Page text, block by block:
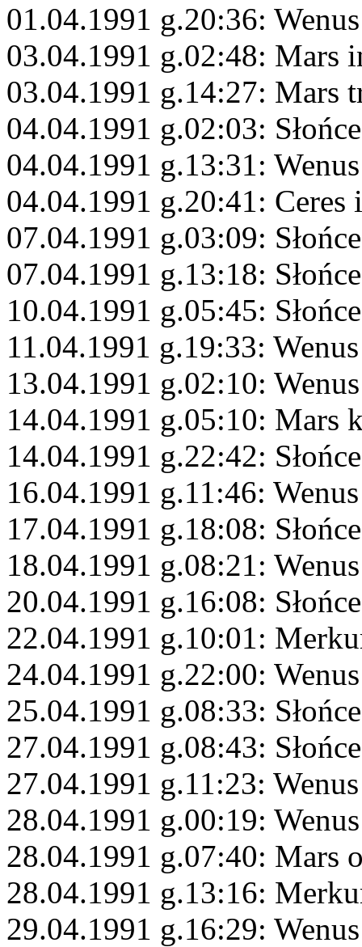
01.04.1991 g.20:36:
03.04.1991 g.02:48: Mars
03.04.1991 g.14:27: Mars
04.04.1991 g.02:03:
04.04.1991 g.13:31:
04.04.1991 g.20:41: Ceres
07.04.1991 g.03:09:
07.04.1991 g.13:18:
10.04.1991 g.05:45:
11.04.1991 g.19:33:
13.04.1991 g.02:10:
14.04.1991 g.05:10: Mars
14.04.1991 g.22:42:
16.04.1991 g.11:46:
17.04.1991 g.18:08:
18.04.1991 g.08:21:
20.04.1991 g.16:08:
22.04.1991 g.10:01:
24.04.1991 g.22:00:
25.04.1991 g.08:33:
27.04.1991 g.08:43:
27.04.1991 g.11:23:
28.04.1991 g.00:19:
28.04.1991 g.07:40: Mars
28.04.1991 g.13:16:
29.04.1991 g.16:29: